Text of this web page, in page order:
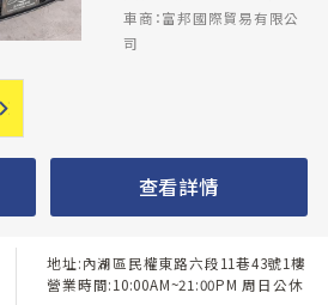
車商：富邦國際貿易有限公
司
查看詳情
地址:內湖區民權東路六段11巷43號1樓
營業時間:10:00AM~21:00PM 周日公休